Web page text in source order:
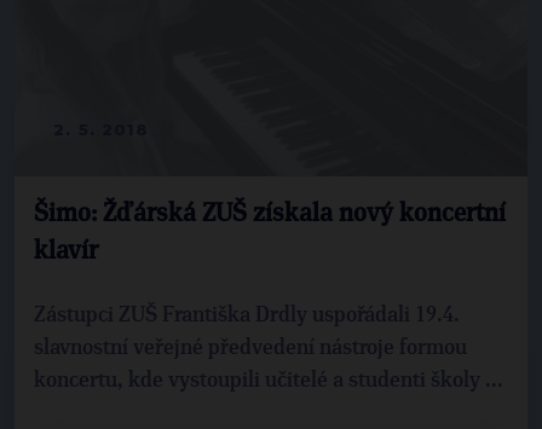
Šimo: Žďárská ZUŠ získala nový koncertní
klavír
Zástupci ZUŠ Františka Drdly uspořádali 19.4.
slavnostní veřejné předvedení nástroje formou
koncertu, kde vystoupili učitelé a studenti školy ...